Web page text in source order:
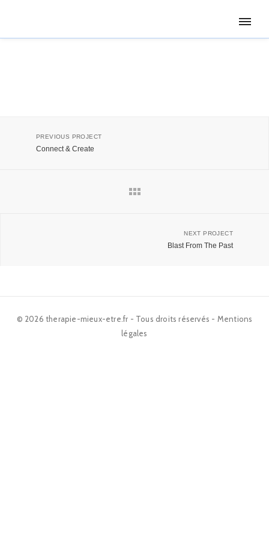
PREVIOUS PROJECT
Connect & Create
NEXT PROJECT
Blast From The Past
© 2026 therapie-mieux-etre.fr - Tous droits réservés - Mentions
légales